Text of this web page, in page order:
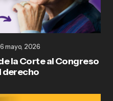
mayo, 2026
la Corte al Congreso
derecho